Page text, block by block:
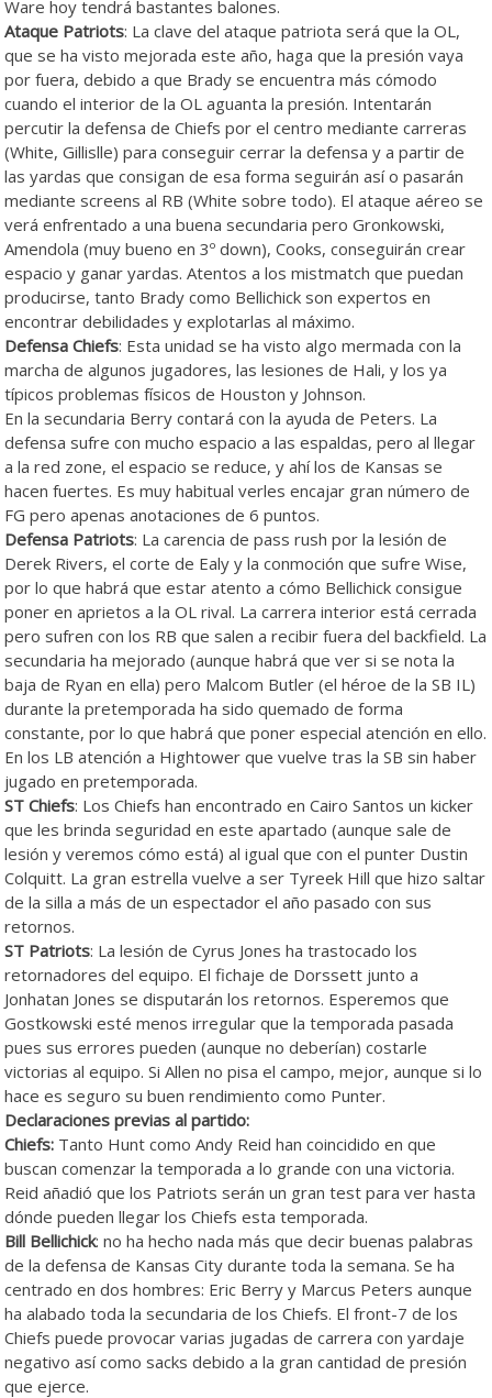
Ware hoy tendrá bastantes balones.
Ataque Patriots: La clave del ataque patriota será que la OL,
que se ha visto mejorada este año, haga que la presión vaya
por fuera, debido a que Brady se encuentra más cómodo
cuando el interior de la OL aguanta la presión. Intentarán
percutir la defensa de Chiefs por el centro mediante carreras
(White, Gillislle) para conseguir cerrar la defensa y a partir de
las yardas que consigan de esa forma seguirán así o pasarán
mediante screens al RB (White sobre todo). El ataque aéreo se
verá enfrentado a una buena secundaria pero Gronkowski,
Amendola (muy bueno en 3º down), Cooks, conseguirán crear
espacio y ganar yardas. Atentos a los mistmatch que puedan
producirse, tanto Brady como Bellichick son expertos en
encontrar debilidades y explotarlas al máximo.
Defensa Chiefs: Esta unidad se ha visto algo mermada con la
marcha de algunos jugadores, las lesiones de Hali, y los ya
típicos problemas físicos de Houston y Johnson.
En la secundaria Berry contará con la ayuda de Peters. La
defensa sufre con mucho espacio a las espaldas, pero al llegar
a la red zone, el espacio se reduce, y ahí los de Kansas se
hacen fuertes. Es muy habitual verles encajar gran número de
FG pero apenas anotaciones de 6 puntos.
Defensa Patriots: La carencia de pass rush por la lesión de
Derek Rivers, el corte de Ealy y la conmoción que sufre Wise,
por lo que habrá que estar atento a cómo Bellichick consigue
poner en aprietos a la OL rival. La carrera interior está cerrada
pero sufren con los RB que salen a recibir fuera del backfield. La
secundaria ha mejorado (aunque habrá que ver si se nota la
baja de Ryan en ella) pero Malcom Butler (el héroe de la SB IL)
durante la pretemporada ha sido quemado de forma
constante, por lo que habrá que poner especial atención en ello.
En los LB atención a Hightower que vuelve tras la SB sin haber
jugado en pretemporada.
ST Chiefs: Los Chiefs han encontrado en Cairo Santos un kicker
que les brinda seguridad en este apartado (aunque sale de
lesión y veremos cómo está) al igual que con el punter Dustin
Colquitt. La gran estrella vuelve a ser Tyreek Hill que hizo saltar
de la silla a más de un espectador el año pasado con sus
retornos.
ST Patriots: La lesión de Cyrus Jones ha trastocado los
retornadores del equipo. El fichaje de Dorssett junto a
Jonhatan Jones se disputarán los retornos. Esperemos que
Gostkowski esté menos irregular que la temporada pasada
pues sus errores pueden (aunque no deberían) costarle
victorias al equipo. Si Allen no pisa el campo, mejor, aunque si lo
hace es seguro su buen rendimiento como Punter.
Declaraciones previas al partido:
Chiefs: Tanto Hunt como Andy Reid han coincidido en que
buscan comenzar la temporada a lo grande con una victoria.
Reid añadió que los Patriots serán un gran test para ver hasta
dónde pueden llegar los Chiefs esta temporada.
Bill Bellichick: no ha hecho nada más que decir buenas palabras
de la defensa de Kansas City durante toda la semana. Se ha
centrado en dos hombres: Eric Berry y Marcus Peters aunque
ha alabado toda la secundaria de los Chiefs. El front-7 de los
Chiefs puede provocar varias jugadas de carrera con yardaje
negativo así como sacks debido a la gran cantidad de presión
que ejerce.